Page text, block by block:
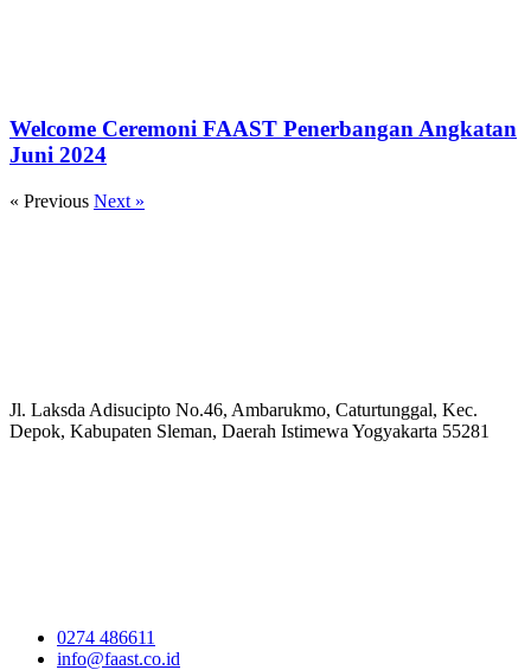
Welcome Ceremoni FAAST Penerbangan Angkatan
Juni 2024
« Previous Next »
Jl. Laksda Adisucipto No.46, Ambarukmo, Caturtunggal, Kec.
Depok, Kabupaten Sleman, Daerah Istimewa Yogyakarta 55281
0274 486611
info@faast.co.id